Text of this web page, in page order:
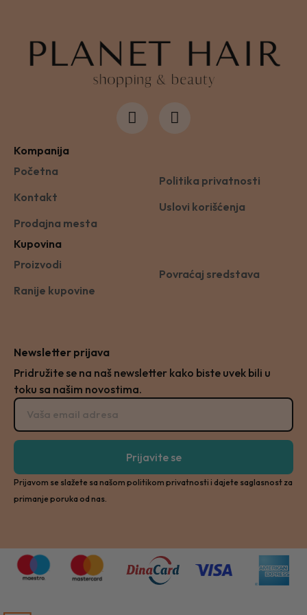
Kompanija
Početna
Kontakt
Prodajna mesta
Politika privatnosti
Uslovi korišćenja
Kupovina
Proizvodi
Ranije kupovine
Povraćaj sredstava
Newsletter prijava
Pridružite se na naš newsletter kako biste uvek bili u
toku sa našim novostima.
Prijavite se
Prijavom se slažete sa našom politikom privatnosti i dajete saglasnost za
primanje poruka od nas.